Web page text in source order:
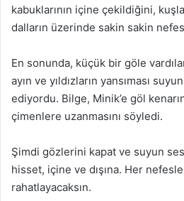
kabuklarının içine çekildiğini,
dalların üzerinde sakin sakin nefes
En sonunda, küçük bir göle
ayın ve yıldızların yansıması
ediyordu. Bilge, Minik’e göl
çimenlere uzanmasını söyledi.
Şimdi gözlerini kapat ve suyun
hisset, içine ve dışına. Her
rahatlayacaksın.